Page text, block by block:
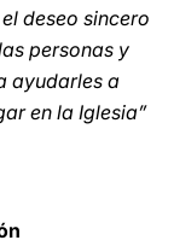
deseo sincero
personas y
ayudarles a
en la Iglesia”